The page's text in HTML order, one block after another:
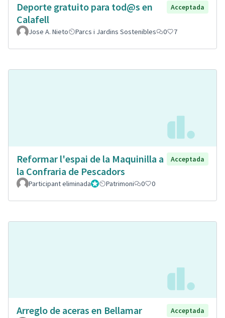
Deporte gratuito para tod@s en
Calafell
Acceptada
Jose A. Nieto Parcs i Jardins Sostenibles 0 7
Reformar l'espai de la Maquinilla a
la Confraria de Pescadors
Acceptada
Participant eliminadaAdministrador
Patrimoni 0 0
Arreglo de aceras en Bellamar
Acceptada